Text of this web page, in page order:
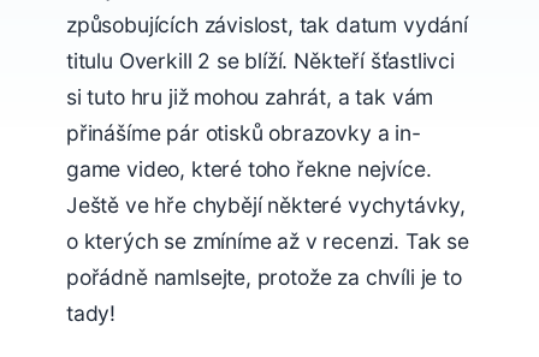
způsobujících závislost, tak datum vydání
titulu Overkill 2 se blíží. Někteří šťastlivci
si tuto hru již mohou zahrát, a tak vám
přinášíme pár otisků obrazovky a in-
game video, které toho řekne nejvíce.
Ještě ve hře chybějí některé vychytávky,
o kterých se zmíníme až v recenzi. Tak se
pořádně namlsejte, protože za chvíli je to
tady!